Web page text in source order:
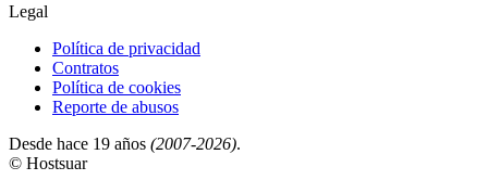
Legal
Política de privacidad
Contratos
Política de cookies
Reporte de abusos
Desde hace 19 años (2007-2026).
© Hostsuar